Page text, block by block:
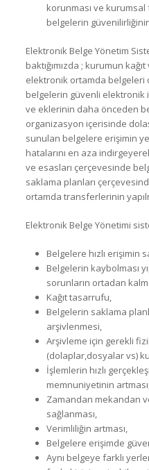
korunması ve
belgelerin
Elektronik Belge Yönetim
baktığımızda ; kurumun
elektronik ortamda belgeleri
belgelerin güvenli elektronik
ve eklerinin daha önceden
organizasyon içerisinde
sunulan belgelere erişimin
hatalarını en aza
ve esasları çerçevesinde
saklama planları
ortamda transferlerinin
Elektronik Belge Yönetimi
Belgelere hızlı erişimin
Belgelerin kaybolması
sorunların ortadan
Kağıt tasarrufu,
Belgelerin saklama
arşivlenmesi,
Arşivleme için gerekli
(dolaplar,dosyalar vs)
İşlemlerin hızlı
memnuniyetinin
Zamandan mekandan
sağlanması,
Verimliliğin artması,
Belgelere erişimde
Aynı belgeye farklı